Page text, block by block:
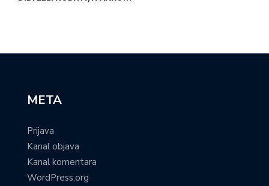
META
Prijava
Kanal objava
Kanal komentara
WordPress.org